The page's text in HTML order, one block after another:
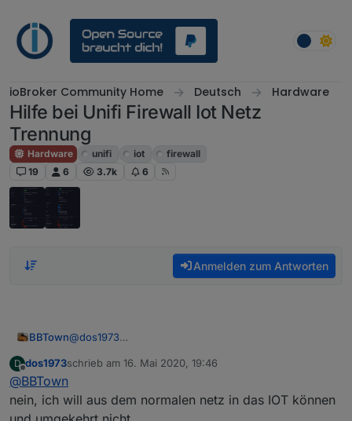
ioBroker Community Home Deutsch Hardware
Hilfe bei Unifi Firewall Iot Netz
Trennung
Hardware unifi iot
firewall
19
6 3.7k 6
Anmelden zum Antworten
BBTown@dos1973
wolltest?
D
Offline
dos1973schrieb am 16. Mai 2020, 19:46
zuletzt editiert von
@BBTown
nein, ich will aus dem normalen netz in das IOT können